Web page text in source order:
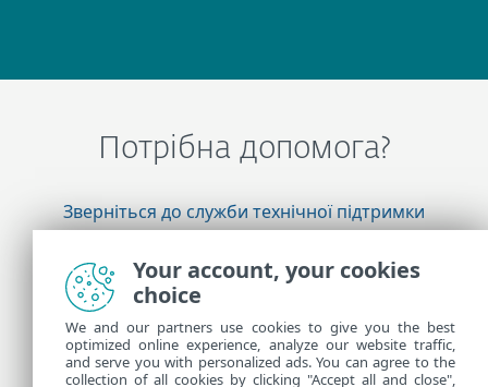
Потрібна допомога?
Зверніться до служби технічної підтримки
ESET
Додаткова інформація
Новини підтримки
Your account, your cookies
choice
We and our partners use cookies to give you the best
optimized online experience, analyze our website traffic,
and serve you with personalized ads. You can agree to the
collection of all cookies by clicking "Accept all and close",